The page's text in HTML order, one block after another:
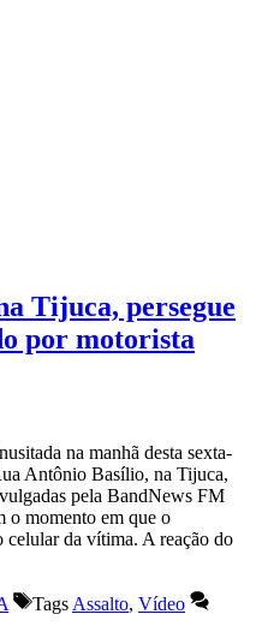
Tijuca, persegue
por motorista
na manhã desta sexta-
Antônio Basílio, na Tijuca,
pela BandNews FM
o momento em que o
da vítima. A reação do
Tags Assalto, Vídeo